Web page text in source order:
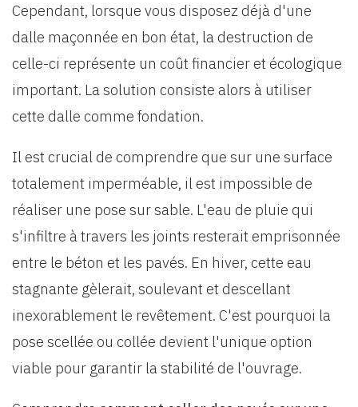
Cependant, lorsque vous disposez déjà d'une
dalle maçonnée en bon état, la destruction de
celle-ci représente un coût financier et écologique
important. La solution consiste alors à utiliser
cette dalle comme fondation.
Il est crucial de comprendre que sur une surface
totalement imperméable, il est impossible de
réaliser une pose sur sable. L'eau de pluie qui
s'infiltre à travers les joints resterait emprisonnée
entre le béton et les pavés. En hiver, cette eau
stagnante gèlerait, soulevant et descellant
inexorablement le revêtement. C'est pourquoi la
pose scellée ou collée devient l'unique option
viable pour garantir la stabilité de l'ouvrage.